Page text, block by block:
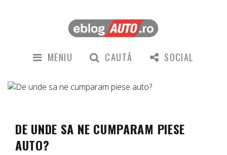
MENIU CAUTĂ SOCIAL
DE UNDE SA NE CUMPARAM PIESE
AUTO?